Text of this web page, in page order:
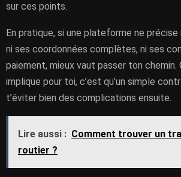
sur ces points.
En pratique, si une plateforme ne précise
ni ses coordonnées complètes, ni ses
paiement, mieux vaut passer ton chemin.
implique pour toi, c’est qu’un simple
t’éviter bien des complications ensuite.
Lire aussi : Comment trouver un
routier ?